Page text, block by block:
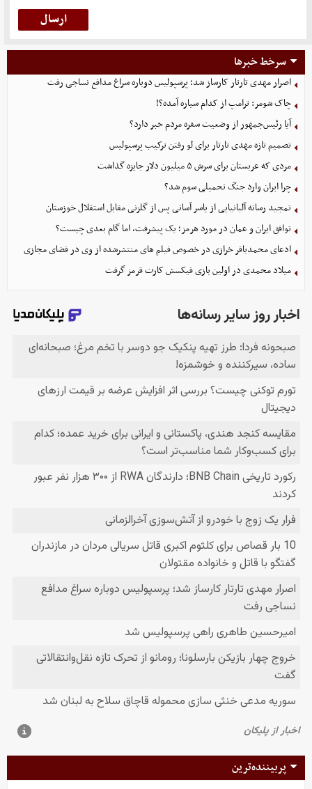
سرخط خبرها
اصرار مهدی تارتار کارساز شد؛ پرسپولیس دوباره سراغ مدافع نساجی رفت
چاک شومر: ترامپ از کدام سیاره آمده؟!
آیا رئیس‌جمهور از وضعیت سفره مردم خبر دارد؟
تصمیم تازه مهدی تارتار برای لو رفتن ترکیب پرسپولیس
مردی که عربستان برای سرش ۵ میلیون دلار جایزه گذاشت
چرا ایران وارد جنگ تحمیلی سوم شد؟
تمجید رسانه آلبانیایی از یاسر آسانی پس از گلزنی مقابل استقلال خوزستان
توافق ایران و عمان در مورد هرمز؛ یک پیشرفت، اما گام بعدی چیست؟
ادعای محمدباقر خرازی در خصوص فیلم های منتشرشده از وی در فضای مجازی
میلاد محمدی در اولین بازی فیکسش کارت قرمز گرفت
پربیننده‌ترین